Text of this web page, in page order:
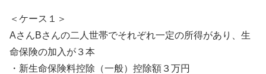
＜ケース１＞
AさんBさんの二人世帯でそれぞれ一定の所得があり、生
命保険の加入が３本
・新生命保険料控除（一般）控除額３万円